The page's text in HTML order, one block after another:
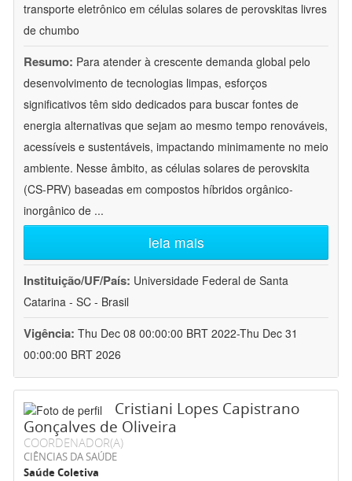
transporte eletrônico em células solares de perovskitas livres
de chumbo
Resumo: Para atender à crescente demanda global pelo
desenvolvimento de tecnologias limpas, esforços
significativos têm sido dedicados para buscar fontes de
energia alternativas que sejam ao mesmo tempo renováveis,
acessíveis e sustentáveis, impactando minimamente no meio
ambiente. Nesse âmbito, as células solares de perovskita
(CS-PRV) baseadas em compostos híbridos orgânico-
inorgânico de ...
leia mais
Instituição/UF/País: Universidade Federal de Santa
Catarina - SC - Brasil
Vigência: Thu Dec 08 00:00:00 BRT 2022-Thu Dec 31
00:00:00 BRT 2026
Cristiani Lopes Capistrano
Gonçalves de Oliveira
COORDENADOR(A)
CIÊNCIAS DA SAÚDE
Saúde Coletiva